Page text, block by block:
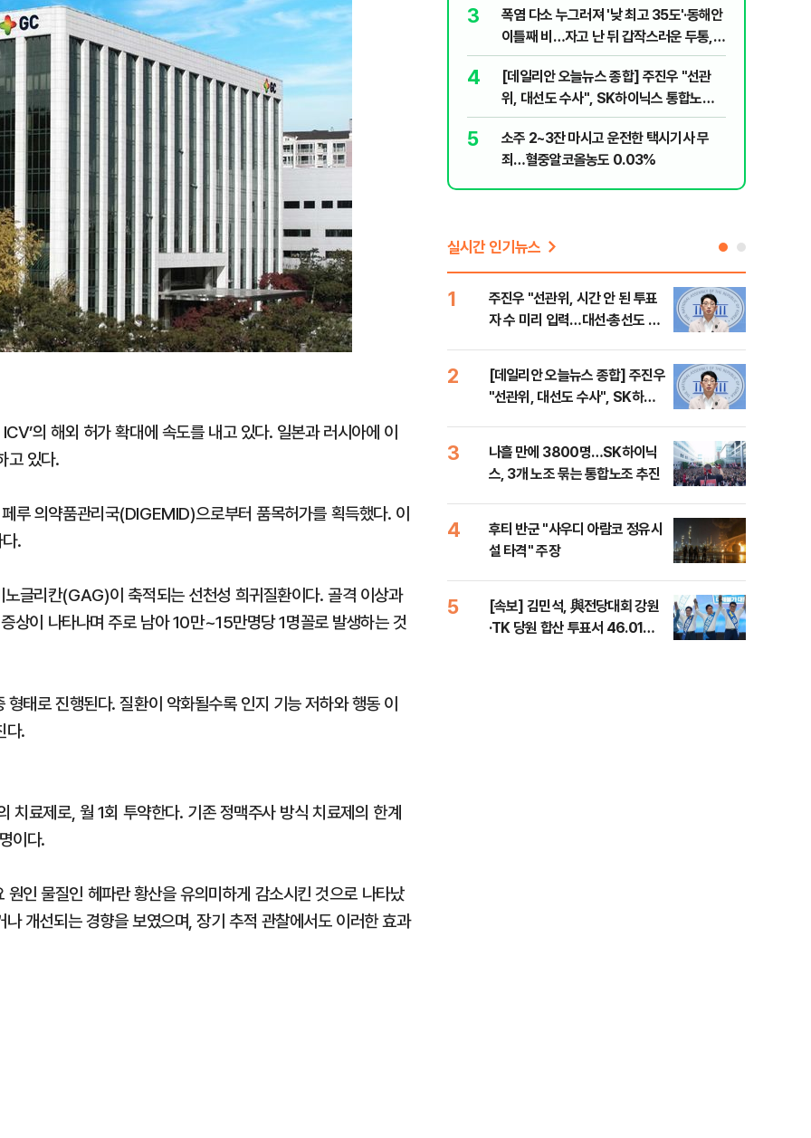
의 해외 허가 확대에 속도를 내고 있다. 일본과 러시아에 이
고 있다.
루 의약품관리국(DIGEMID)으로부터 품목허가를 획득했다. 이
.
글리칸(GAG)이 축적되는 선천성 희귀질환이다. 골격 이상과
상이 나타나며 주로 남아 10만~15만명당 1명꼴로 발생하는 것
태로 진행된다. 질환이 악화될수록 인지 기능 저하와 행동 이
다.
치료제로, 월 1회 투약한다. 기존 정맥주사 방식 치료제의 한계
이다.
인 물질인 헤파란 황산을 유의미하게 감소시킨 것으로 나타났
개선되는 경향을 보였으며, 장기 추적 관찰에서도 이러한 효과
3
폭염 다소 누그러져 '낮 최고 35도'·동해안
이틀째 비…자고 난 뒤 갑작스러운 두통,
원인은 [오늘 날씨]
4
[데일리안 오늘뉴스 종합] 주진우 "선관
위, 대선도 수사", SK하이닉스 통합노조,
추미애 "지방재정 바꿔야", 세제개편 이달
정리 등
5
소주 2~3잔 마시고 운전한 택시기사 무
죄…혈중알코올농도 0.03%
실시간 인기뉴스
1
주진우 "선관위, 시간 안 된 투표
자 수 미리 입력…대선·총선도 수
2
[데일리안 오늘뉴스 종합] 주진우
"선관위, 대선도 수사", SK하이
3
나흘 만에 3800명…SK하이닉
스, 3개 노조 묶는 통합노조 추진
4
후티 반군 "사우디 아람코 정유시
설 타격" 주장
5
[속보] 김민석, 與전당대회 강원
·TK 당원 합산 투표서 46.01%